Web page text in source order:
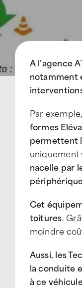
A l’agence
notamment
Par
formes
permettent
nacelle par
Cet
toitures.
moindre
Aussi, les
la conduite
à ce